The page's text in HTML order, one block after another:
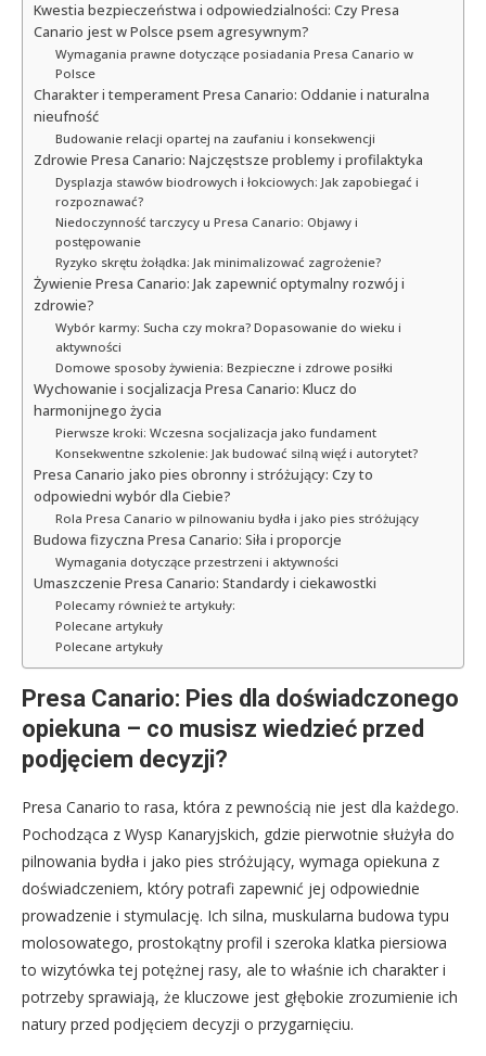
Kwestia bezpieczeństwa i odpowiedzialności: Czy Presa
Canario jest w Polsce psem agresywnym?
Wymagania prawne dotyczące posiadania Presa Canario w
Polsce
Charakter i temperament Presa Canario: Oddanie i naturalna
nieufność
Budowanie relacji opartej na zaufaniu i konsekwencji
Zdrowie Presa Canario: Najczęstsze problemy i profilaktyka
Dysplazja stawów biodrowych i łokciowych: Jak zapobiegać i
rozpoznawać?
Niedoczynność tarczycy u Presa Canario: Objawy i
postępowanie
Ryzyko skrętu żołądka: Jak minimalizować zagrożenie?
Żywienie Presa Canario: Jak zapewnić optymalny rozwój i
zdrowie?
Wybór karmy: Sucha czy mokra? Dopasowanie do wieku i
aktywności
Domowe sposoby żywienia: Bezpieczne i zdrowe posiłki
Wychowanie i socjalizacja Presa Canario: Klucz do
harmonijnego życia
Pierwsze kroki: Wczesna socjalizacja jako fundament
Konsekwentne szkolenie: Jak budować silną więź i autorytet?
Presa Canario jako pies obronny i stróżujący: Czy to
odpowiedni wybór dla Ciebie?
Rola Presa Canario w pilnowaniu bydła i jako pies stróżujący
Budowa fizyczna Presa Canario: Siła i proporcje
Wymagania dotyczące przestrzeni i aktywności
Umaszczenie Presa Canario: Standardy i ciekawostki
Polecamy również te artykuły:
Polecane artykuły
Polecane artykuły
Presa Canario: Pies dla doświadczonego
opiekuna – co musisz wiedzieć przed
podjęciem decyzji?
Presa Canario to rasa, która z pewnością nie jest dla każdego.
Pochodząca z Wysp Kanaryjskich, gdzie pierwotnie służyła do
pilnowania bydła i jako pies stróżujący, wymaga opiekuna z
doświadczeniem, który potrafi zapewnić jej odpowiednie
prowadzenie i stymulację. Ich silna, muskularna budowa typu
molosowatego, prostokątny profil i szeroka klatka piersiowa
to wizytówka tej potężnej rasy, ale to właśnie ich charakter i
potrzeby sprawiają, że kluczowe jest głębokie zrozumienie ich
natury przed podjęciem decyzji o przygarnięciu.